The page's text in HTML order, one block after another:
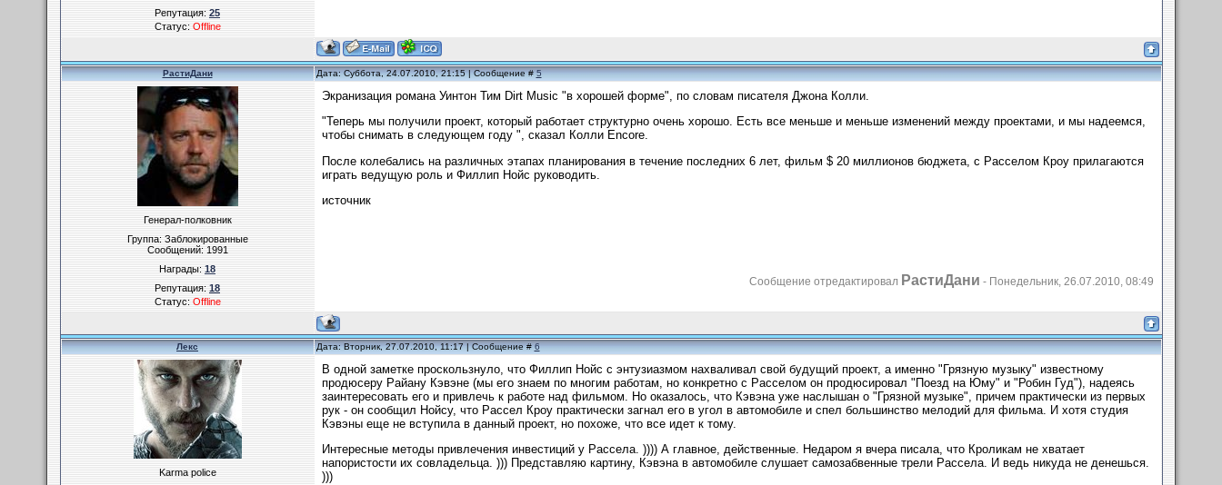
Репутация:25
Статус:Offline
РастиДани Дата: Суббота, 24.07.2010, 21:15 | Сообщение #5
Генерал-полковник
Группа: Заблокированные
Сообщений:1991
Награды:18
Репутация:18
Статус:Offline
Экранизация романа Уинтон Тим Dirt Music "в хорошей форме", по словам писателя Джона Колли.
"Теперь мы получили проект, который работает структурно очень хорошо. Есть все меньше и меньше изменений между проектами, и мы надеемся,
чтобы снимать в следующем году ", сказал Колли Encore.
После колебались на различных этапах планирования в течение последних 6 лет, фильм $ 20 миллионов бюджета, с Расселом Кроу прилагаются
играть ведущую роль и Филлип Нойс руководить.
источник
Сообщение отредактировал РастиДани - Понедельник, 26.07.2010, 08:49
Лекс Дата: Вторник, 27.07.2010, 11:17 | Сообщение #6
Karma police
В одной заметке проскользнуло, что Филлип Нойс с энтузиазмом нахваливал свой будущий проект, а именно "Грязную музыку" известному
продюсеру Райану Кэвэне (мы его знаем по многим работам, но конкретно с Расселом он продюсировал "Поезд на Юму" и "Робин Гуд"), надеясь
заинтересовать его и привлечь к работе над фильмом. Но оказалось, что Кэвэна уже наслышан о "Грязной музыке", причем практически из первых
рук - он сообщил Нойсу, что Рассел Кроу практически загнал его в угол в автомобиле и спел большинство мелодий для фильма. И хотя студия
Кэвэны еще не вступила в данный проект, но похоже, что все идет к тому.
Интересные методы привлечения инвестиций у Рассела. )))) А главное, действенные. Недаром я вчера писала, что Кроликам не хватает
напористости их совладельца. ))) Представляю картину, Кэвэна в автомобиле слушает самозабвенные трели Рассела. И ведь никуда не денешься.
)))